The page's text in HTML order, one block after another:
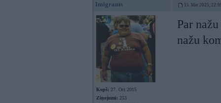
Imigrants 15. Mar 2025,
Kopš: 27. Oct 2015
Ziņojumi: 253
Par
nažu